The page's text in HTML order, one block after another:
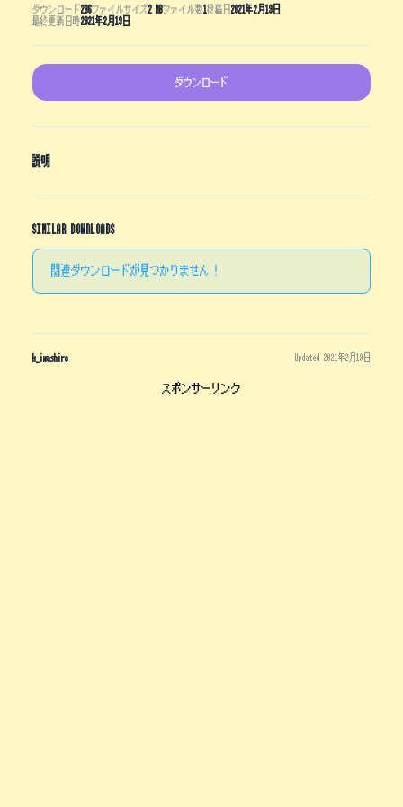
ダウンロード206ファイルサイズ2 MBファイル数1 投稿日2021年2月19日
最終更新日時2021年2月19日
ダウンロード
説明
SIMILAR DOWNLOADS
関連ダウンロードが見つかりません !
k_iwashiro Updated 2021年2月19日
スポンサーリンク